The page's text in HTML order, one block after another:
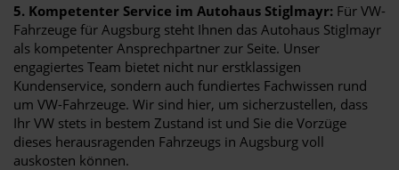
5. Kompetenter Service im Autohaus Stiglmayr: Für VW-
Fahrzeuge für Augsburg steht Ihnen das Autohaus Stiglmayr
als kompetenter Ansprechpartner zur Seite. Unser
engagiertes Team bietet nicht nur erstklassigen
Kundenservice, sondern auch fundiertes Fachwissen rund
um VW-Fahrzeuge. Wir sind hier, um sicherzustellen, dass
Ihr VW stets in bestem Zustand ist und Sie die Vorzüge
dieses herausragenden Fahrzeugs in Augsburg voll
auskosten können.